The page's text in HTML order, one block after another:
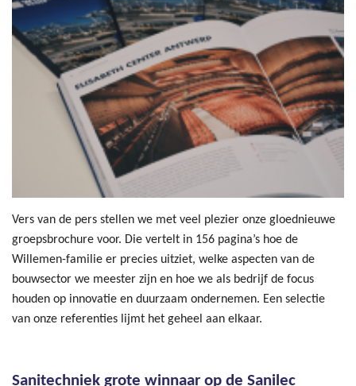
Vers van de pers stellen we met veel plezier onze gloednieuwe
groepsbrochure voor. Die vertelt in 156 pagina’s hoe de
Willemen-familie er precies uitziet, welke aspecten van de
bouwsector we meester zijn en hoe we als bedrijf de focus
houden op innovatie en duurzaam ondernemen. Een selectie
van onze referenties lijmt het geheel aan elkaar.
Sanitechniek grote winnaar op de Sanilec